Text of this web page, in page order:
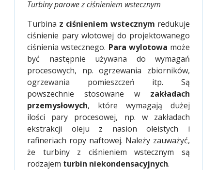
Turbiny parowe z ciśnieniem wstecznym
Turbina z ciśnieniem wstecznym redukuje
ciśnienie pary wlotowej do projektowanego
ciśnienia wstecznego. Para wylotowa może
być następnie używana do wymagań
procesowych, np. ogrzewania zbiorników,
ogrzewania pomieszczeń itp. Są
powszechnie stosowane w zakładach
przemysłowych, które wymagają dużej
ilości pary procesowej, np. w zakładach
ekstrakcji oleju z nasion oleistych i
rafineriach ropy naftowej. Należy zauważyć,
że turbiny z ciśnieniem wstecznym są
rodzajem turbin niekondensacyjnych.